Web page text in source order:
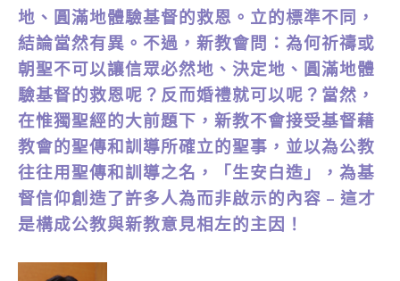
地、圓滿地體驗基督的救恩。立的標準不同，
結論當然有異。不過，新教會問：為何祈禱或
朝聖不可以讓信眾必然地、決定地、圓滿地體
驗基督的救恩呢？反而婚禮就可以呢？當然，
在惟獨聖經的大前題下，新教不會接受基督藉
教會的聖傳和訓導所確立的聖事，並以為公教
往往用聖傳和訓導之名，「生安白造」，為基
督信仰創造了許多人為而非啟示的內容 – 這才
是構成公教與新教意見相左的主因！